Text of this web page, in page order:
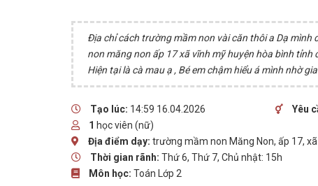
Địa chỉ cách trường mầm non vài căn thôi a Dạ
non măng non ấp 17 xã vĩnh mỹ huyện hòa bình tỉnh
Hiện tại là cà mau ạ , Bé em chậm hiểu á mình nhờ
Tạo lúc: 14:59 16.04.2026 Yêu
1 học viên (nữ)
Địa điểm dạy: trường mầm non Măng Non, ấp 17,
Thời gian rãnh: Thứ 6, Thứ 7, Chủ nhật: 15h
Môn học: Toán Lớp 2